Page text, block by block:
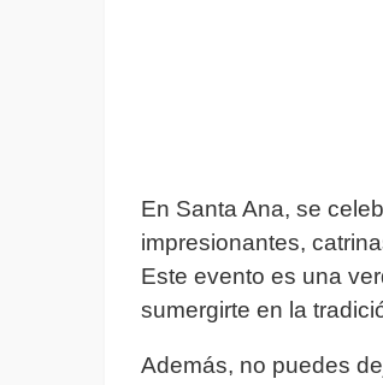
En Santa Ana, se
impresionantes,
Este evento es una
sumergirte en la
Además, no puedes